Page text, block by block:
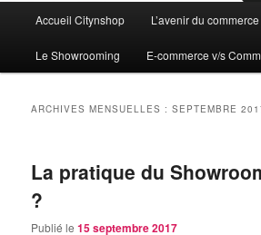
principal
Accueil Citynshop L’avenir du
Le Showrooming E-commerce v/s
ARCHIVES MENSUELLES :SEPTEMBRE
La pratique du
?
Publié le15 septembre 2017